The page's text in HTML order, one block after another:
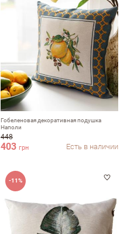
Гобеленовая декоративная подушка
Наполи
448
403 грн Есть в наличии
-11%